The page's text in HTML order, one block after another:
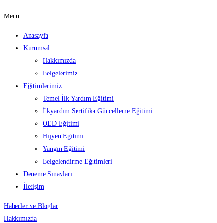
Menu
Anasayfa
Kurumsal
Hakkımızda
Belgelerimiz
Eğitimlerimiz
Temel İlk Yardım Eğitimi
İlkyardım Sertifika Güncelleme Eğitimi
OED Eğitimi
Hijyen Eğitimi
Yangın Eğitimi
Belgelendirme Eğitimleri
Deneme Sınavları
İletişim
Haberler ve Bloglar
Hakkımızda